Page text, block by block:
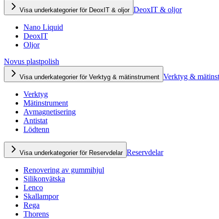
Visa underkategorier för DeoxIT & oljor DeoxIT & oljor
Nano Liquid
DeoxIT
Oljor
Novus plastpolish
Visa underkategorier för Verktyg & mätinstrument Verktyg &
Verktyg
Mätinstrument
Avmagnetisering
Antistat
Lödtenn
Visa underkategorier för Reservdelar Reservdelar
Renovering av gummihjul
Silikonvätska
Lenco
Skallampor
Rega
Thorens